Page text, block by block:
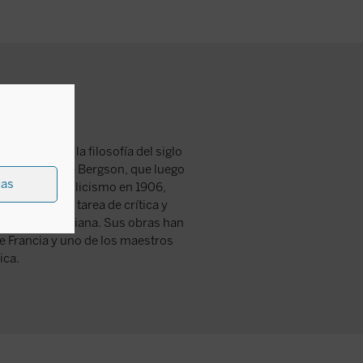
señeras de la filosofía del siglo
filosofía de Bergson, que luego
al catolicismo en 1906,
ambiciosa tarea de crítica y
cristiana. Sus obras han
Francia y uno de los maestros